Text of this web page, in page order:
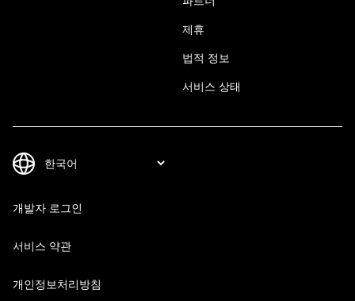
제휴
법적 정보
서비스 상태
개발자 로그인
서비스 약관
개인정보처리방침